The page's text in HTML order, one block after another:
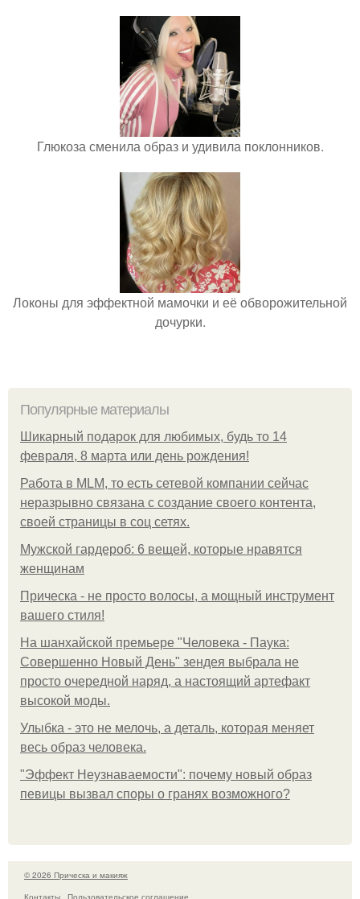
Глюкоза сменила образ и удивила поклонников.
Локоны для эффектной мамочки и её обворожительной
дочурки.
Популярные материалы
Шикарный подарок для любимых, будь то 14
февраля, 8 марта или день рождения!
Работа в MLM, то есть сетевой компании сейчас
неразрывно связана с создание своего контента,
своей страницы в соц сетях.
Мужской гардероб: 6 вещей, которые нравятся
женщинам
Прическа - не просто волосы, а мощный инструмент
вашего стиля!
На шанхайской премьере "Человека - Паука:
Совершенно Новый День" зендея выбрала не
просто очередной наряд, а настоящий артефакт
высокой моды.
Улыбка - это не мелочь, а деталь, которая меняет
весь образ человека.
"Эффект Неузнаваемости": почему новый образ
певицы вызвал споры о гранях возможного?
© 2026 Прическа и макияж
Контакты
Пользовательское соглашение